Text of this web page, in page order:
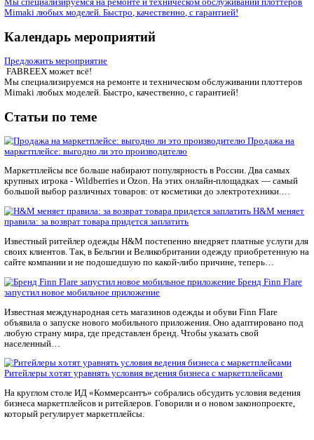
располагают с левой и правой стороны от гаджета. Еще
задействовать кольцевую лампу.
Особую роль играет и макросъемка — она позволяет
внимание пользователей на деталях: фурнитуре одежды,
ткани.
В дальнейшем отснятый материал собирают в полноценный
между собой. Для сборки видео необязательно обращаться к
профессиональных монтажеров. Это можно сделать в
приложения, которые представлены в большом ассортименте.
FABREEX может всё!
Мы специализируемся на ремонте и техническом
Mimaki любых моделей. Быстро, качественно, с гарантией!
Календарь мероприятий
Предложить мероприятие
FABREEX может всё!
Мы специализируемся на ремонте и техническом
Mimaki любых моделей. Быстро, качественно, с гарантией!
Статьи по теме
маркетплейсе: выгодно ли это производителю
Маркетплейсы все больше набирают популярность в России.